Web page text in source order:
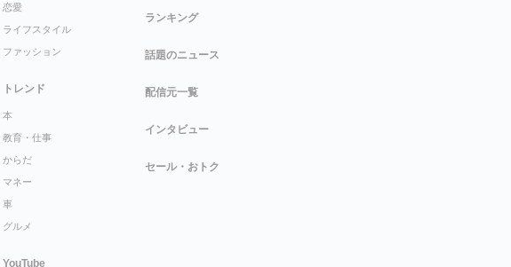
恋愛
ライフスタイル
ファッション
トレンド
本
教育・仕事
からだ
マネー
車
グルメ
YouTube
ランキング
話題のニュース
配信元一覧
インタビュー
セール・おトク